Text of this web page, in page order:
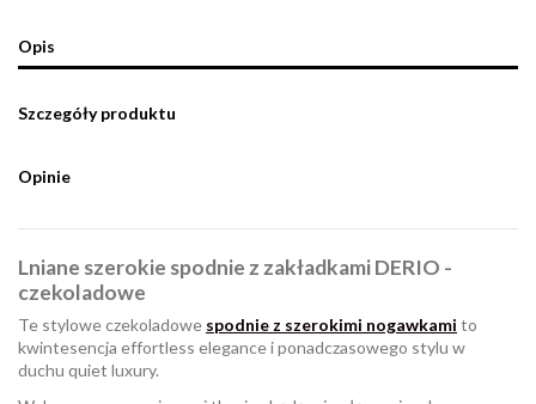
Opis
Szczegóły produktu
Opinie
Lniane szerokie spodnie z zakładkami DERIO -
czekoladowe
Te stylowe czekoladowe spodnie z szerokimi nogawkami to
kwintesencja effortless elegance i ponadczasowego stylu w
duchu quiet luxury.